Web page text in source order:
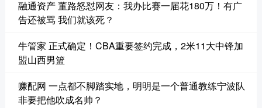
融通资产 董路怒怼网友：我办比赛一届花180万！有广
告还被骂 我们就该死？
牛管家 正式确定！CBA重要签约完成，2米11大中锋加
盟山西男篮
赚配网 一点都不脚踏实地，明明是一个普通教练宁波队
非要把他吹成名帅？